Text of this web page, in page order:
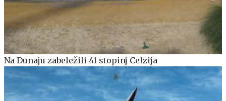
Na Dunaju zabeležili 41 stopinj Celzija